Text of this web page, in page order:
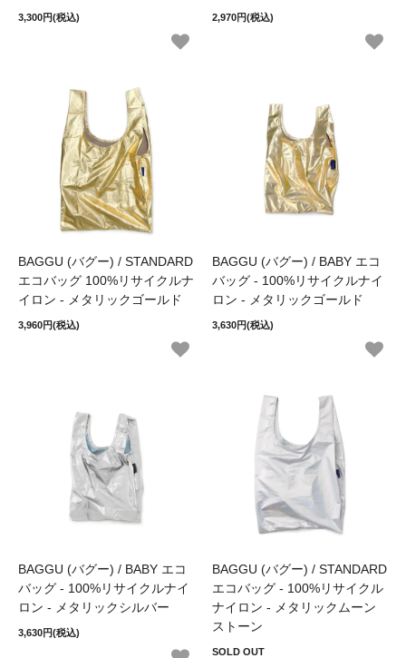
3,300円(税込) 2,970円(税込)
BAGGU (バグー) / STANDARD
エコバッグ 100%リサイクルナ
イロン - メタリックゴールド
3,960円(税込)
BAGGU (バグー) / BABY エコ
バッグ - 100%リサイクルナイ
ロン - メタリックゴールド
3,630円(税込)
BAGGU (バグー) / BABY エコ
バッグ - 100%リサイクルナイ
ロン - メタリックシルバー
3,630円(税込)
BAGGU (バグー) / STANDARD
エコバッグ - 100%リサイクル
ナイロン - メタリックムーン
ストーン
SOLD OUT